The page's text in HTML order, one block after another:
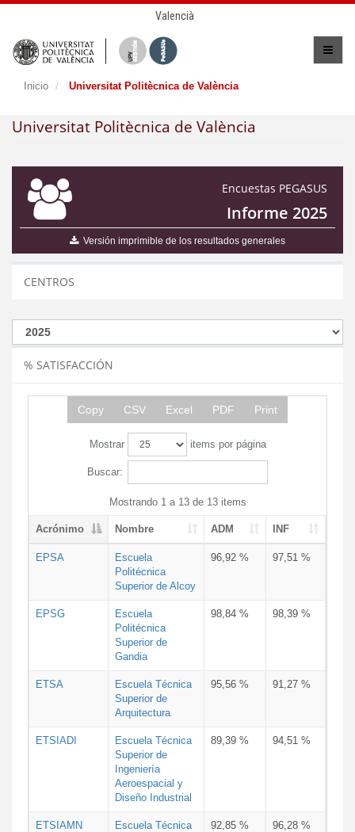
Valencià
Inicio Universitat Politècnica de València
Universitat Politècnica de València
Encuestas PEGASUS
Informe 2025
Versión imprimible de los resultados generales
CENTROS
% SATISFACCIÓN
Copy CSV Excel PDF Print
Mostrar items por página
Buscar:
Mostrando 1 a 13 de 13 items
Acrónimo Nombre ADM INF
EPSA
Escuela
Politécnica
Superior de Alcoy
96,92 % 97,51 %
EPSG
Escuela
Politécnica
Superior de
Gandia
98,84 % 98,39 %
ETSA
Escuela Técnica
Superior de
Arquitectura
95,56 % 91,27 %
ETSIADI
Escuela Técnica
Superior de
Ingeniería
Aeroespacial y
Diseño Industrial
89,39 % 94,51 %
ETSIAMN
Escuela Técnica
92,85 % 96,28 %